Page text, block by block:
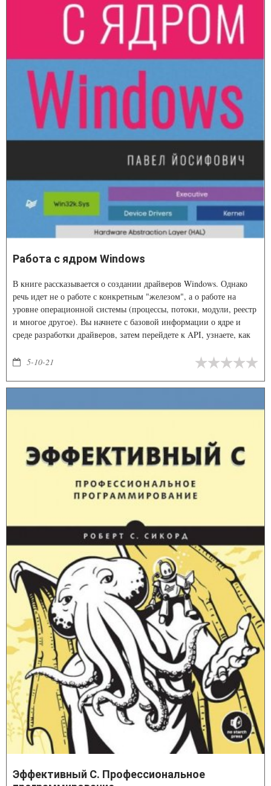
Работа с ядром Windows
В книге рассказывается о создании драйверов Windows. Однако
речь идет не о работе с конкретным "железом", а о работе на
уровне операционной системы (процессы, потоки, модули, реестр
и многое другое). Вы начнете с базовой информации о ядре и
среде разработки драйверов, затем перейдете к API, узнаете, как
обработку запросов, прерываний и управление уведомлениями.
5-10-21
Эффективный C. Профессиональное